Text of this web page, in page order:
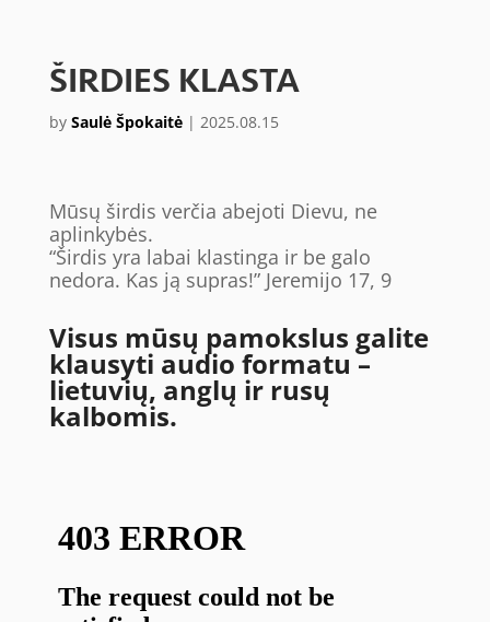
ŠIRDIES KLASTA
by Saulė Špokaitė| 2025.08.15
Mūsų širdis verčia abejoti Dievu, ne
aplinkybės.
“Širdis yra labai klastinga ir be galo
nedora. Kas ją supras!” Jeremijo ‭17‬, 9‬ ‭
Visus mūsų pamokslus galite
klausyti audio formatu –
lietuvių, anglų ir rusų
kalbomis.